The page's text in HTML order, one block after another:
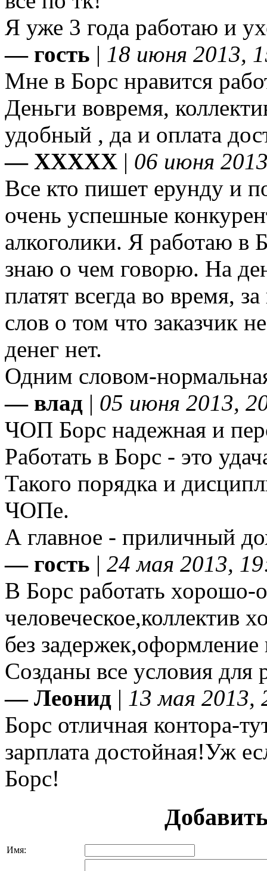
Я уже 3 года работаю и
— гость | 18 июня 2013,
Мне в Борс нравится
Деньги вовремя,
удобный , да и оплата
— ХХХХХ | 06 июня
Все кто пишет ерунду и
очень успешные
алкоголики. Я работаю в
знаю о чем говорю. На
платят всегда во время,
слов о том что заказчик
денег нет.
Одним словом-
— влад | 05 июня 2013,
ЧОП Борс надежная и
Работать в Борс - это
Такого порядка и
ЧОПе.
А главное - приличный
— гость | 24 мая 2013,
В Борс работать хорошо-
человеческое,коллектив
без
Созданы все условия для
— Леонид | 13 мая 2013,
Борс отличная контора-
зарплата достойная!Уж
Борс!
Имя: